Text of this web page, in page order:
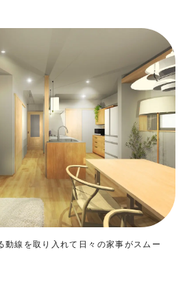
動線を取り入れて日々の家事がスムー